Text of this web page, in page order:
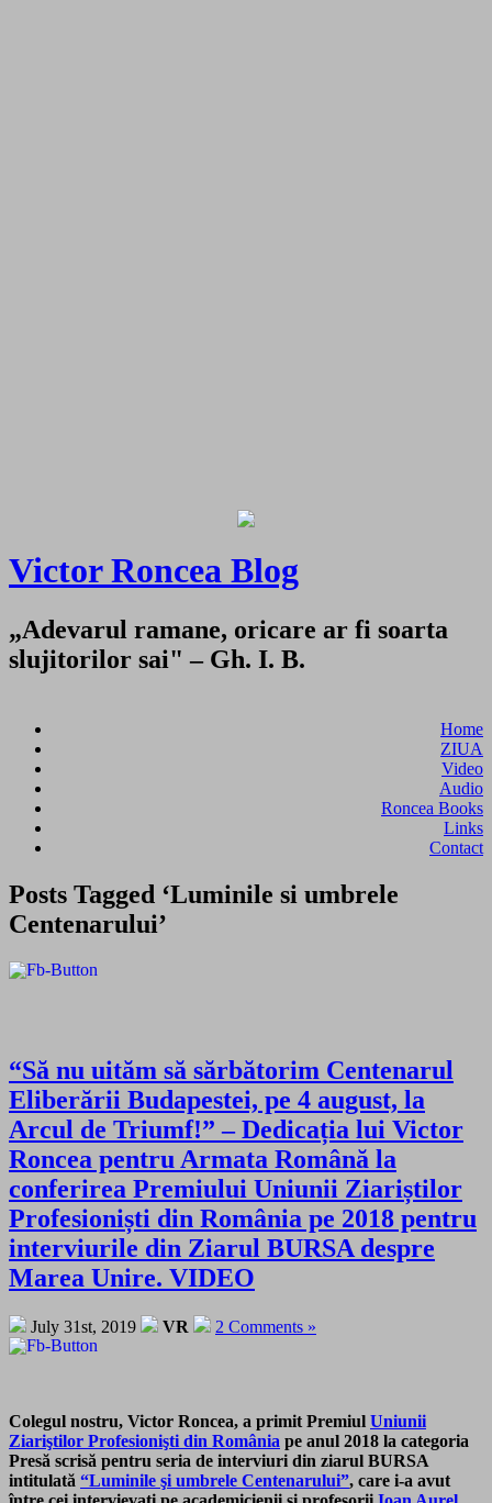
Victor Roncea Blog
„Adevarul ramane, oricare ar fi soarta
slujitorilor sai" – Gh. I. B.
Home
ZIUA
Video
Audio
Roncea Books
Links
Contact
Posts Tagged ‘Luminile si umbrele
Centenarului’
“Să nu uităm să sărbătorim Centenarul
Eliberării Budapestei, pe 4 august, la
Arcul de Triumf!” – Dedicația lui Victor
Roncea pentru Armata Română la
conferirea Premiului Uniunii Ziariștilor
Profesioniști din România pe 2018 pentru
interviurile din Ziarul BURSA despre
Marea Unire. VIDEO
July 31st, 2019 VR 2 Comments »
Colegul nostru, Victor Roncea, a primit Premiul Uniunii
Ziariştilor Profesionişti din România pe anul 2018 la categoria
Presă scrisă pentru seria de interviuri din ziarul BURSA
intitulată “Luminile şi umbrele Centenarului”, care i-a avut